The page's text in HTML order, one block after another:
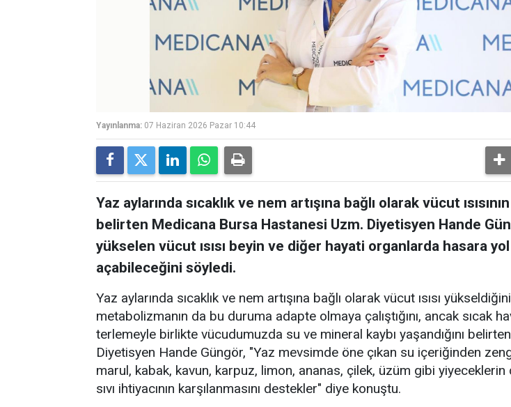
Yayınlanma: 07 Haziran 2026 Pazar 10:44
Yaz aylarında sıcaklık ve nem artışına bağlı olarak vücut ısısının
belirten Medicana Bursa Hastanesi Uzm. Diyetisyen Hande
yükselen vücut ısısı beyin ve diğer hayati organlarda hasara yol
açabileceğini söyledi.
Yaz aylarında sıcaklık ve nem artışına bağlı olarak vücut ısısı
metabolizmanın da bu duruma adapte olmaya çalıştığını, ancak sıcak
terlemeyle birlikte vücudumuzda su ve mineral kaybı yaşandığını
Diyetisyen Hande Güngör, "Yaz mevsimde öne çıkan su içeriğinden
marul, kabak, kavun, karpuz, limon, ananas, çilek, üzüm gibi
sıvı ihtiyacının karşılanmasını destekler" diye konuştu.